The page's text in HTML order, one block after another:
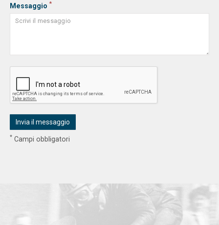
Messaggio*
* Campi obbligatori